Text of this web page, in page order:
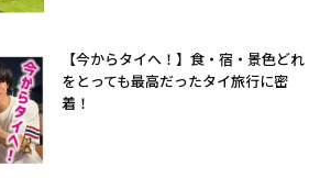
【今からタイへ！】食・宿・景色どれ
をとっても最高だったタイ旅行に密
着！